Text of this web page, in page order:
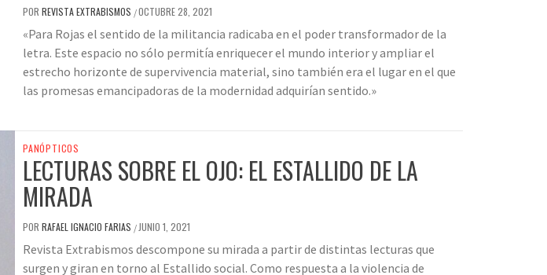
POR REVISTA EXTRABISMOS /OCTUBRE 28, 2021
«Para Rojas el sentido de la militancia radicaba en el poder transformador de la
letra. Este espacio no sólo permitía enriquecer el mundo interior y ampliar el
estrecho horizonte de supervivencia material, sino también era el lugar en el que
las promesas emancipadoras de la modernidad adquirían sentido.»
PANÓPTICOS
LECTURAS SOBRE EL OJO: EL ESTALLIDO DE LA
MIRADA
POR RAFAEL IGNACIO FARIAS / JUNIO 1, 2021
Revista Extrabismos descompone su mirada a partir de distintas lecturas que
surgen y giran en torno al Estallido social. Como respuesta a la violencia de